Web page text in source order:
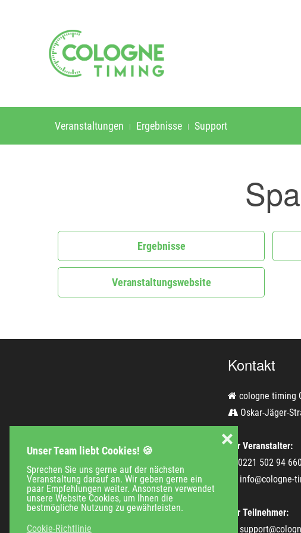
Unser Team liebt Cookies! 🍪
Sprechen Sie uns gerne auf der nächsten
Veranstaltung darauf an. Wir geben gerne ein
paar Empfehlungen weiter. Ansonsten verwendet
unsere Website Cookies, um Ihnen die
bestmögliche Nutzung zu gewährleisten.
Cookie-Richtlinie
❌
Veranstaltungen Ergebnisse Support
Ergebnisse
Veranstaltungswebsite
Kontakt
cologne timing
Oskar-Jäger-
Für Veranstalter:
0221 502 94 660
info@cologne-
Für Teilnehmer: